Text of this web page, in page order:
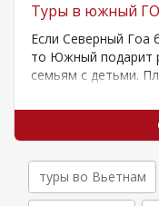
Туры в южный
Если Северный Гоа
то Южный подарит
семьям с детьми.
туры во Вьетнам